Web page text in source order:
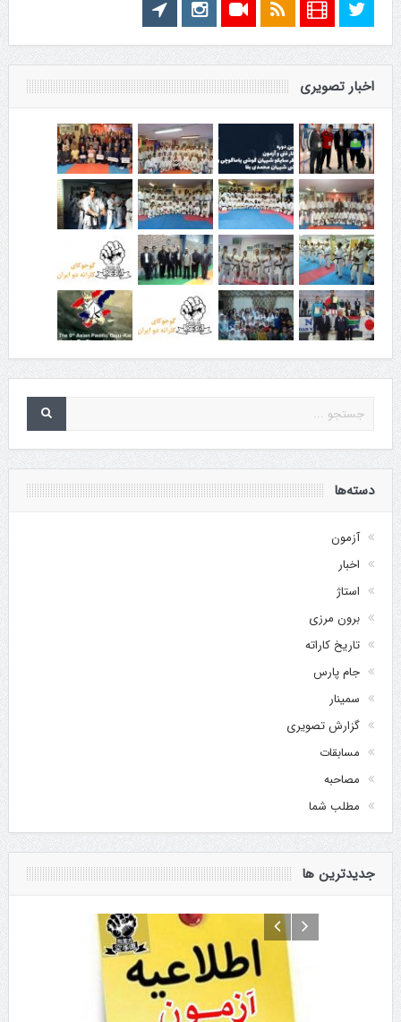
اخبار تصویری
دسته‌ها
آزمون
اخبار
استاژ
برون مرزی
تاریخ کاراته
جام پارس
سمینار
گزارش تصویری
مسابقات
مصاحبه
مطلب شما
جدیدترین ها